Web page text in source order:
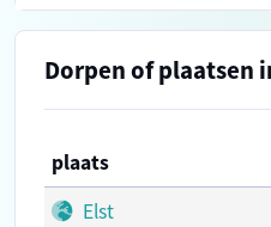
Dorpen of plaatsen
plaats
Elst